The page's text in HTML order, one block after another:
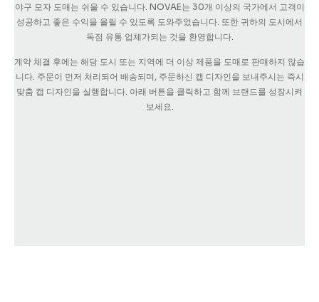
야구 모자 도매는 쉬울 수 있습니다. NOVAE는 30개 이상의 국가에서 고객이
성공하고 좋은 수익을 올릴 수 있도록 도와주었습니다. 또한 귀하의 도시에서
독점 유통 업체가되는 것을 환영합니다.
계약 체결 후에는 해당 도시 또는 지역에 더 이상 제품을 도매로 판매하지 않습
니다. 주문이 먼저 처리되어 배송되며, 주문하신 캡 디자인을 보내주시는 즉시
맞춤 캡 디자인을 실행합니다. 아래 버튼을 클릭하고 함께 브랜드를 성장시켜
보세요.